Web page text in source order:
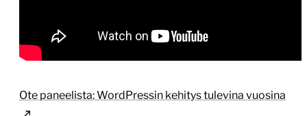
Ote paneelista: WordPressin kehitys tulevina vuosina